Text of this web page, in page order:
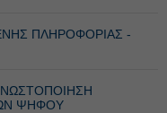
ΠΛΗΡΟΦΟΡΙΑΣ -
ΨΗΦΟΥ